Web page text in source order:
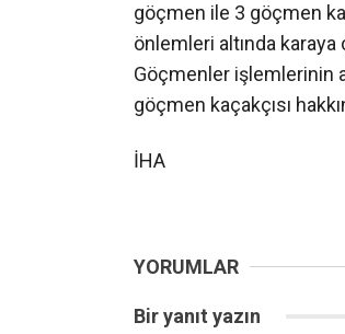
göçmen ile 3 göçmen
önlemleri altında karaya
Göçmenler işlemlerinin
göçmen kaçakçısı
İHA
YORUMLAR
Bir yanıt yazın